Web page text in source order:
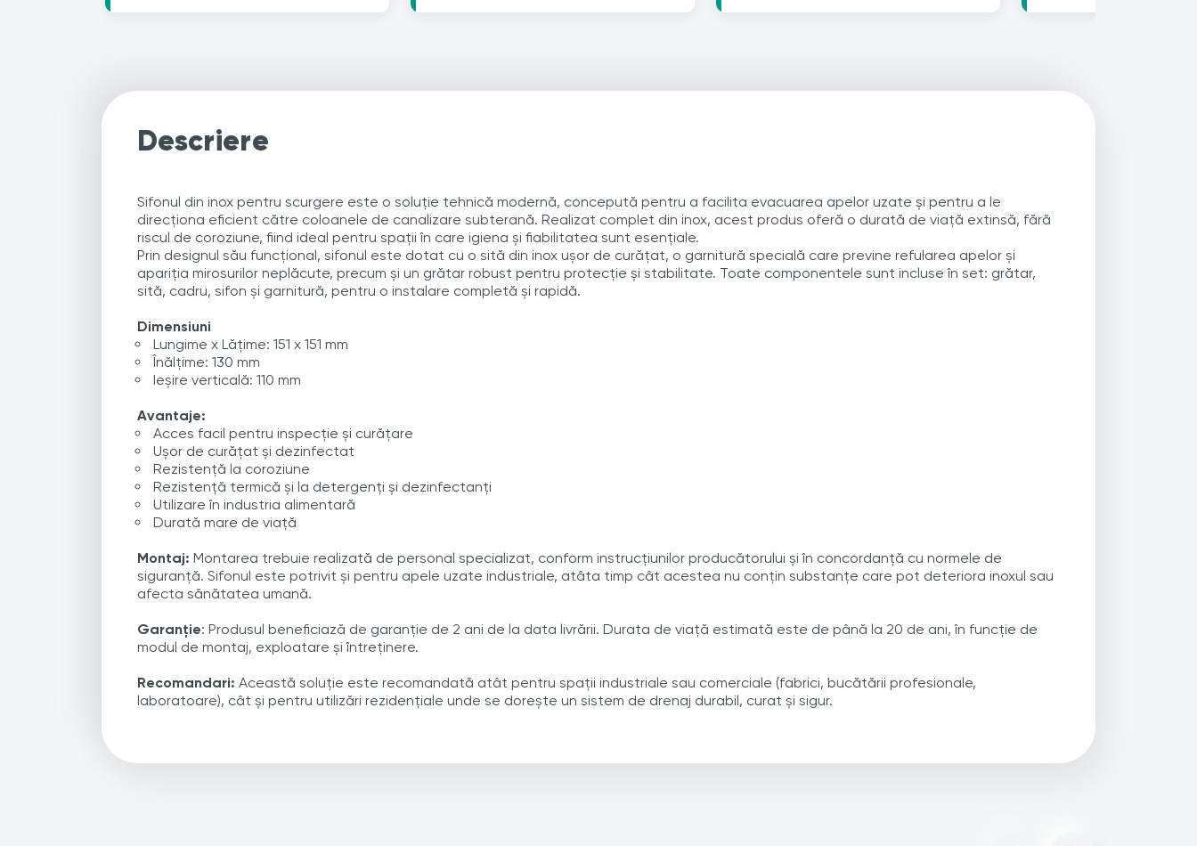
Descriere
Sifonul din inox pentru scurgere este o soluție tehnică modernă, concepută pentru a facilita evacuarea apelor uzate și pentru a le
direcționa eficient către coloanele de canalizare subterană. Realizat complet din inox, acest produs oferă o durată de viață extinsă, fără
riscul de coroziune, fiind ideal pentru spații în care igiena și fiabilitatea sunt esențiale.
Prin designul său funcțional, sifonul este dotat cu o sită din inox ușor de curățat, o garnitură specială care previne refularea apelor și
apariția mirosurilor neplăcute, precum și un grătar robust pentru protecție și stabilitate. Toate componentele sunt incluse în set: grătar,
sită, cadru, sifon și garnitură, pentru o instalare completă și rapidă.
Dimensiuni
Lungime x Lățime: 151 x 151 mm
Înălțime: 130 mm
Ieșire verticală: 110 mm
Avantaje:
Acces facil pentru inspecție și curățare
Ușor de curățat și dezinfectat
Rezistență la coroziune
Rezistență termică și la detergenți și dezinfectanți
Utilizare în industria alimentară
Durată mare de viață
Montaj: Montarea trebuie realizată de personal specializat, conform instrucțiunilor producătorului și în concordanță cu normele de
siguranță. Sifonul este potrivit și pentru apele uzate industriale, atâta timp cât acestea nu conțin substanțe care pot deteriora inoxul sau
afecta sănătatea umană.
Garanție: Produsul beneficiază de garanție de 2 ani de la data livrării. Durata de viață estimată este de până la 20 de ani, în funcție de
modul de montaj, exploatare și întreținere.
Recomandari: Această soluție este recomandată atât pentru spații industriale sau comerciale (fabrici, bucătării profesionale,
laboratoare), cât și pentru utilizări rezidențiale unde se dorește un sistem de drenaj durabil, curat și sigur.